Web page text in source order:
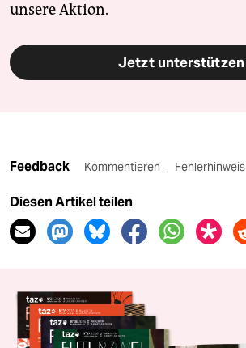
unsere Aktion.
Jetzt unterstützen
Feedback Kommentieren Fehlerhinweis
Diesen Artikel teilen